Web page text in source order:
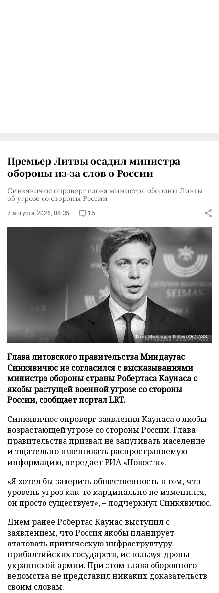
Премьер Литвы осадил министра
обороны из-за слов о России
Синкявичюс опроверг слова министра обороны Ливты
об угрозе со стороны России
7 августа 2026, 08:35 15
Фото: Mindaugas Kulbis/AP/TASS
Глава литовского правительства Миндаугас
Синкявичюс не согласился с высказываниями
министра обороны страны Робертаса Каунаса о
якобы растущей военной угрозе со стороны
России, сообщает портал LRT.
Синкявичюс опроверг заявления Каунаса о якобы
возрастающей угрозе со стороны России. Глава
правительства призвал не запугивать население
и тщательно взвешивать распространяемую
информацию, передаетРИА «Новости».
«Я хотел бы заверить общественность в том, что
уровень угроз как-то кардинально не изменился,
он просто существует», – подчеркнул Синкявичюс.
Днем ранее Робертас Каунас выступил с
заявлением, что Россия якобы планирует
атаковать критическую инфраструктуру
прибалтийских государств, используя дроны
украинской армии. При этом глава оборонного
ведомства не представил никаких доказательств
своим словам.